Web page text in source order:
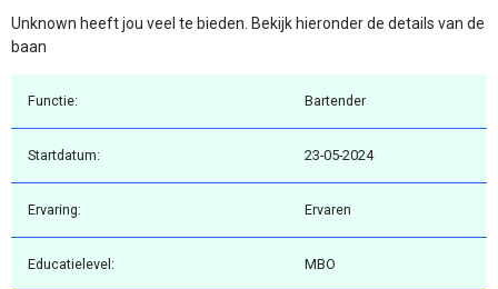
Unknown heeft jou veel te bieden. Bekijk hieronder de details van de
baan
Functie: Bartender
Startdatum: 23-05-2024
Ervaring: Ervaren
Educatielevel: MBO